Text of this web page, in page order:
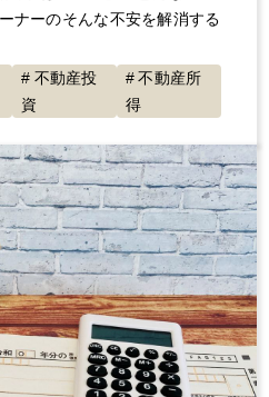
ナーのそんな不安を解消する
不動産投
資
不動産所
得